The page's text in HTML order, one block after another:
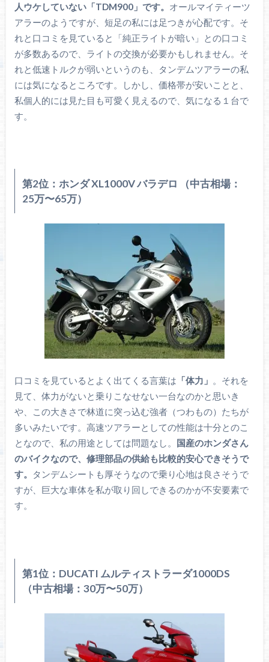
人ウケしていない「TDM900」です。 オールマイティーツ
アラーのようですが、短足の私には足つきが心配です。そ
れと口コミを見ていると「純正ライトが暗い」との口コミ
が多数あるので、ライトの交換が必要かもしれません。そ
れと低速トルクが弱いというのも、タンデムツアラーの私
には気になるところです。しかし、価格帯が安いことと、
私個人的には見た目も可愛く見えるので、気になる１台で
す。
第2位：ホンダ XL1000V バラデロ （中古相場：
25万〜65万）
口コミを見ているとよく出てくる言葉は 「体力」 。それを
見て、体力がないと乗りこなせない一台なのかと思いき
や、この大きさで林道に突っ込む強者（つわもの）たちが
多いみたいです。高速ツアラーとしての性能は十分とのこ
となので、私の用途としては問題なし。
国産のホンダさん
のバイクなので、修理部品の供給も比較的安心できそうで
す。
タンデムシートも厚そうなので乗り心地は良さそうで
すが、巨大な車体を私が取り回しできるのかが不安要素で
す。
第1位：DUCATI ムルティストラーダ1000DS
（中古相場：30万〜50万）